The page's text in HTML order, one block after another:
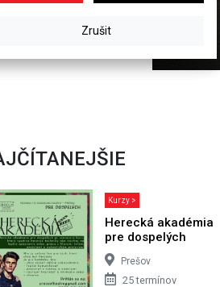
Kurzy >
Herecká akadémia
pre dospelých
Prešov
25 termínov